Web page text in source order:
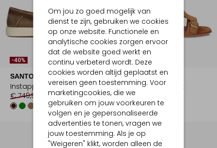
Om jou zo goed mogelijk van
dienst te zijn, gebruiken we cookies
op onze website. Functionele en
analytische cookies zorgen ervoor
dat de website goed werkt en
continu verbeterd wordt. Deze
cookies worden altijd geplaatst en
vereisen geen toestemming. Voor
marketingcookies, die we
gebruiken om jouw voorkeuren te
volgen en je gepersonaliseerde
advertenties te tonen, vragen we
jouw toestemming. Als je op
"Weigeren" klikt, worden alleen de
-40%
SANTONI
Instappers
€ 749,99
€ 449,99
Laatste Items
-50%
SANTONI
Sandalen met hak
€ 749,99